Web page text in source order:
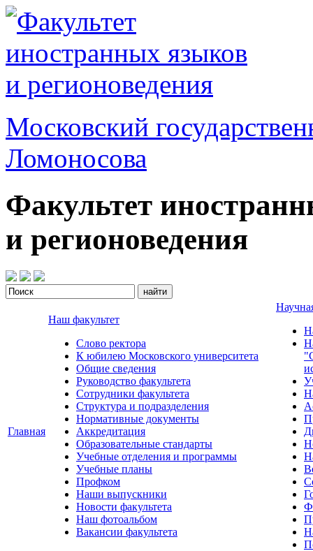
Московский
Ломоносова
Факультет
и регионоведения
Главная
Наш факультет
Слово ректора
К юбилею Московского университета
Общие сведения
Руководство факультета
Сотрудники факультета
Структура и подразделения
Нормативные документы
Аккредитация
Образовательные стандарты
Учебные отделения и программы
Учебные планы
Профком
Наши выпускники
Новости факультета
Наш фотоальбом
Вакансии факультета